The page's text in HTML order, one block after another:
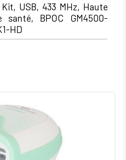
USB, 433 MHz, Haute
santé, BPOC GM4500-
HD